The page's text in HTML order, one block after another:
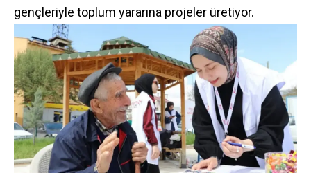
gençleriyle toplum yararına projeler üretiyor.